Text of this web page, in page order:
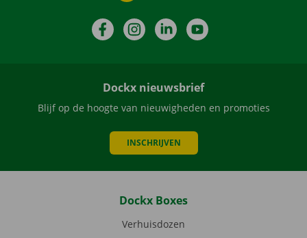
FacebookInstagramLinkedIn
Dockx nieuwsbrief
Blijf op de hoogte van nieuwigheden en promoties
INSCHRIJVEN
Dockx Boxes
Verhuisdozen